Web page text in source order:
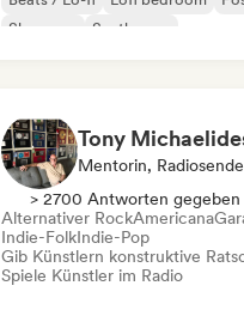
Shoegaze
Synthwave
Tony
Mentorin,
> 2700 Antworten gegeben
Alternativer RockAmericana
Indie-FolkIndie-Pop
Gib Künstlern konstruktive
Spiele Künstler im Radio